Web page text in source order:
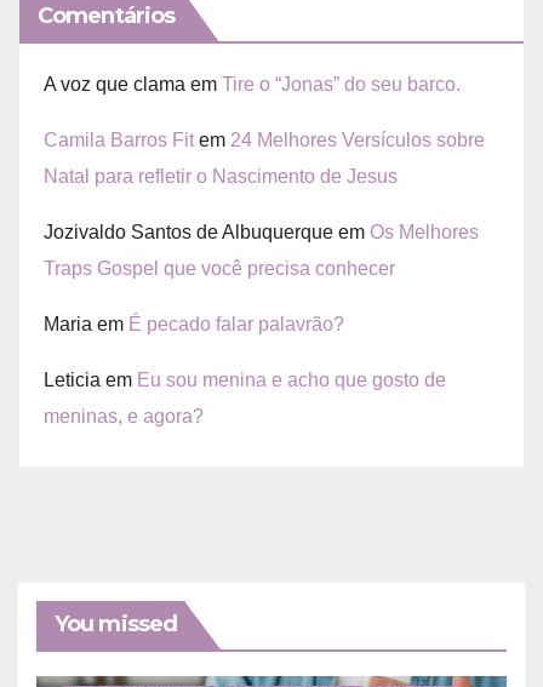
Comentários
A voz que clama em Tire o “Jonas” do seu barco.
Camila Barros Fit em 24 Melhores Versículos sobre
Natal para refletir o Nascimento de Jesus
Jozivaldo Santos de Albuquerque em Os Melhores
Traps Gospel que você precisa conhecer
Maria em É pecado falar palavrão?
Leticia em Eu sou menina e acho que gosto de
meninas, e agora?
You missed